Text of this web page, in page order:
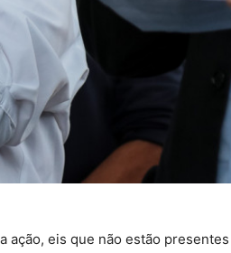
ação, eis que não estão presentes